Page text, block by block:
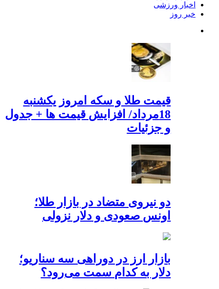
اخبار ورزشی
خبر روز
قیمت طلا و سکه امروز یکشنبه
18مرداد/ افزایش قیمت ها + جدول
و جزئیات
دو نیروی متضاد در بازار طلا؛
اونس صعودی و دلار نزولی
بازار ارز در دوراهی سه سناریو؛
دلار به کدام سمت می‌رود؟